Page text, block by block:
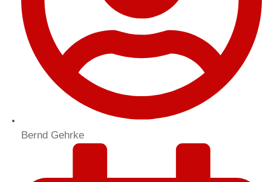
Bernd Gehrke